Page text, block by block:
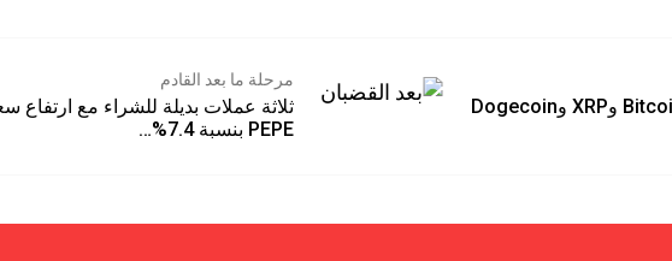
لماذا ترتفع أسعار Bitcoin وXRP وDogecoin
مرحلة ما بعد القادم
ثلاثة عملات بديلة للشراء مع ارتفاع سعر
PEPE بنسبة 7.4%…